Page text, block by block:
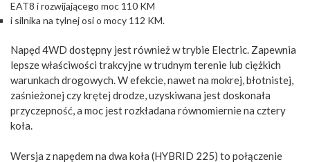
EAT8 i rozwijającego moc 110 KM
i silnika na tylnej osi o mocy 112 KM.
Napęd 4WD dostępny jest również w trybie Electric. Zapewnia
lepsze właściwości trakcyjne w trudnym terenie lub ciężkich
warunkach drogowych. W efekcie, nawet na mokrej, błotnistej,
zaśnieżonej czy krętej drodze, uzyskiwana jest doskonała
przyczepność, a moc jest rozkładana równomiernie na cztery
koła.
Wersja z napędem na dwa koła (HYBRID 225) to połączenie